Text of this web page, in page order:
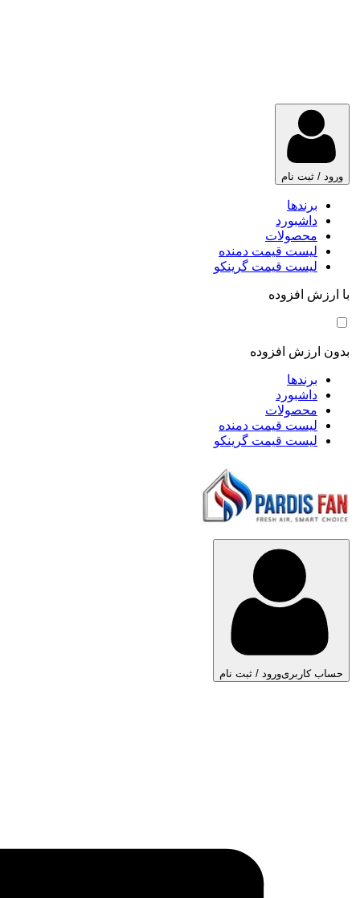
ورود / ثبت نام
برندها
داشبورد
محصولات
لیست قیمت دمنده
لیست قیمت گرینکو
با ارزش افزوده
بدون ارزش افزوده
برندها
داشبورد
محصولات
لیست قیمت دمنده
لیست قیمت گرینکو
حساب کاربریورود / ثبت نام